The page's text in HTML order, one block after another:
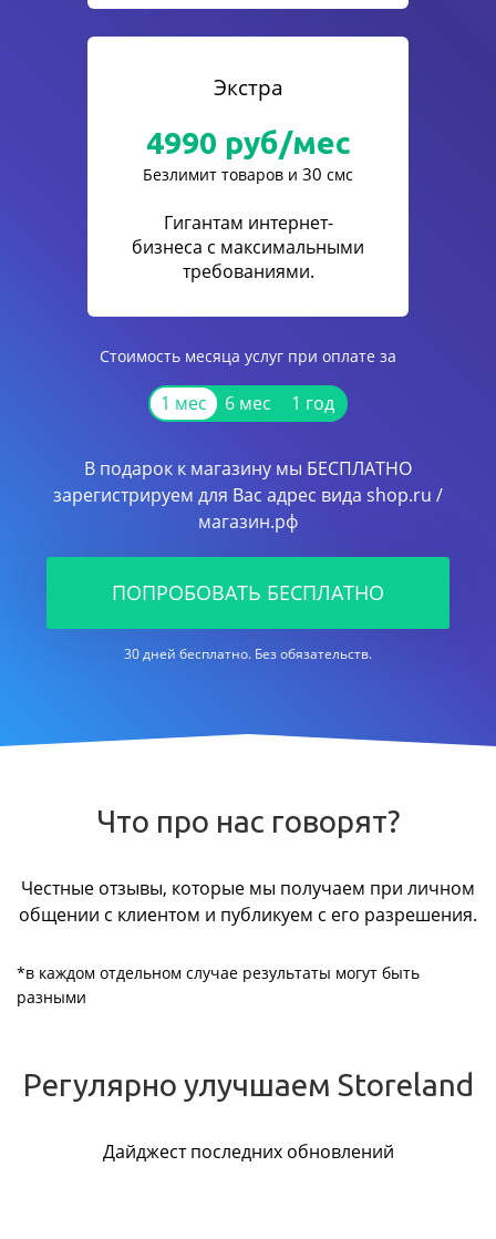
Экстра
4990 руб/мес
Безлимит товаров и 30 смс
Гигантам интернет-
бизнеса с максимальными
требованиями.
Стоимость месяца услуг при оплате за
1 мес 6 мес 1 год
В подарок к магазину мы БЕСПЛАТНО
зарегистрируем для Вас адрес вида shop.ru /
магазин.рф
ПОПРОБОВАТЬ БЕСПЛАТНО
30 дней бесплатно. Без обязательств.
Что про нас говорят?
Честные отзывы, которые мы получаем при личном
общении с клиентом и публикуем с его разрешения.
*в каждом отдельном случае результаты могут быть
разными
Регулярно улучшаем Storeland
Дайджест последних обновлений